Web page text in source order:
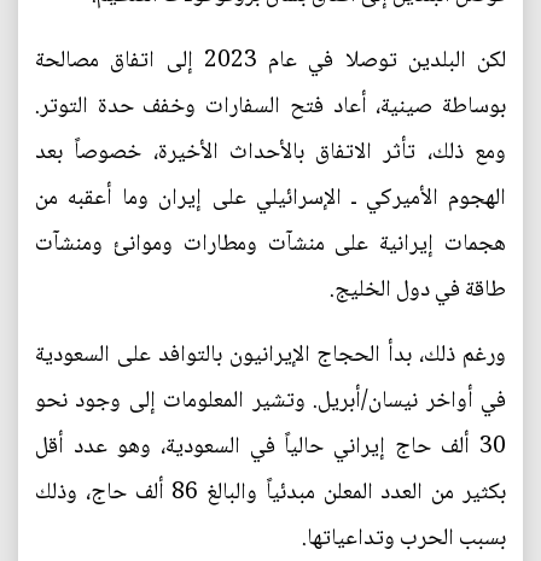
لكن البلدين توصلا في عام 2023 إلى اتفاق مصالحة
بوساطة صينية، أعاد فتح السفارات وخفف حدة التوتر.
ومع ذلك، تأثر الاتفاق بالأحداث الأخيرة، خصوصاً بعد
الهجوم الأميركي ـ الإسرائيلي على إيران وما أعقبه من
هجمات إيرانية على منشآت ومطارات وموانئ ومنشآت
طاقة في دول الخليج.
ورغم ذلك، بدأ الحجاج الإيرانيون بالتوافد على السعودية
في أواخر نيسان/أبريل. وتشير المعلومات إلى وجود نحو
30 ألف حاج إيراني حالياً في السعودية، وهو عدد أقل
بكثير من العدد المعلن مبدئياً والبالغ 86 ألف حاج، وذلك
بسبب الحرب وتداعياتها.